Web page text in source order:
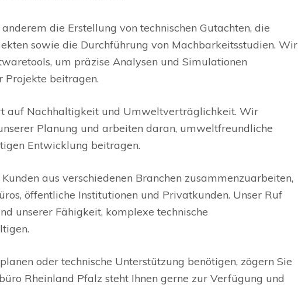
die Erstellung von technischen Gutachten, die
sowie die Durchführung von Machbarkeitsstudien. Wir
um präzise Analysen und Simulationen
Projekte beitragen.
auf Nachhaltigkeit und Umweltverträglichkeit. Wir
Planung und arbeiten daran, umweltfreundliche
Entwicklung beitragen.
aus verschiedenen Branchen zusammenzuarbeiten,
öffentliche Institutionen und Privatkunden. Unser Ruf
unserer Fähigkeit, komplexe technische
oder technische Unterstützung benötigen, zögern Sie
Rheinland Pfalz steht Ihnen gerne zur Verfügung und